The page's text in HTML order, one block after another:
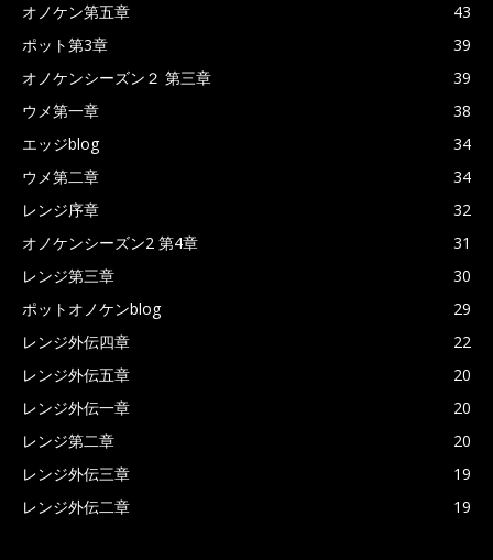
オノケン第五章
43
ポット第3章
39
オノケンシーズン２ 第三章
39
ウメ第一章
38
エッジblog
34
ウメ第二章
34
レンジ序章
32
オノケンシーズン2 第4章
31
レンジ第三章
30
ポットオノケンblog
29
レンジ外伝四章
22
レンジ外伝五章
20
レンジ外伝一章
20
レンジ第二章
20
レンジ外伝三章
19
レンジ外伝二章
19